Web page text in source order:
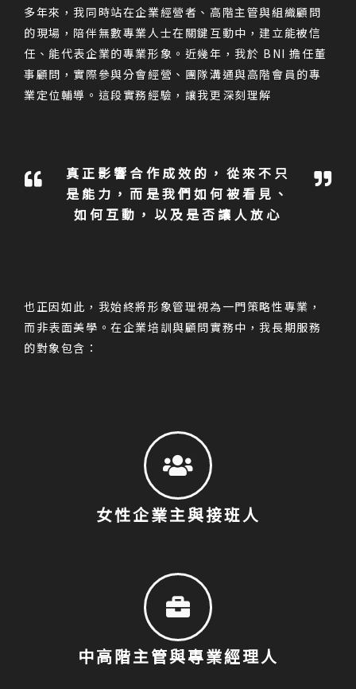
多年來，我同時站在企業經營者、高階主管與組織顧問
的現場，陪伴無數專業人士在關鍵互動中，建立能被信
任、能代表企業的專業形象。近幾年，我於 BNI 擔任董
事顧問，實際參與分會經營、團隊溝通與高階會員的專
業定位輔導。這段實務經驗，讓我更深刻理解
真正影響合作成效的，從來不只
是能力，而是我們如何被看見、
如何互動，以及是否讓人放心
也正因如此，我始終將形象管理視為一門策略性專業，
而非表面美學。在企業培訓與顧問實務中，我長期服務
的對象包含：
女性企業主與接班人
中高階主管與專業經理人